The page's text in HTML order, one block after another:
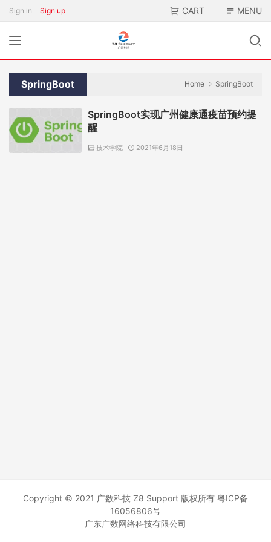
Sign in Sign up CART MENU
SpringBoot Home SpringBoot
SpringBoot实现广州健康通疫苗预约提
醒
技术学院 2021年6月18日
Copyright © 2021 广数科技 Z8 Support 版权所有 粤ICP备
16056806号
广东广数网络科技有限公司